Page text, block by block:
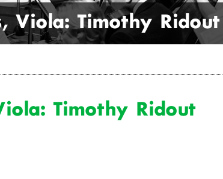
Viola: Timothy Ridout
Timothy Ridout